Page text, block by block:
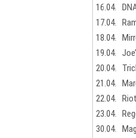
16.04.
17.04.
18.04.
19.04.
20.04.
21.04.
22.04.
23.04.
30.04.